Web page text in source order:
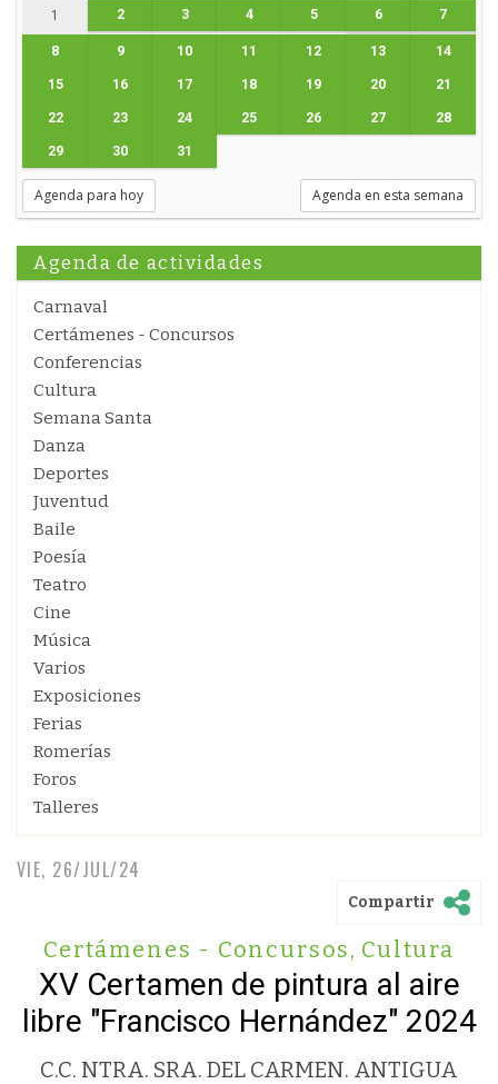
1 2 3 4 5 6 7
8 9 10 11 12 13 14
15 16 17 18 19 20 21
22 23 24 25 26 27 28
29 30 31
Agenda para hoy Agenda en esta semana
Agenda de actividades
Carnaval
Certámenes - Concursos
Conferencias
Cultura
Semana Santa
Danza
Deportes
Juventud
Baile
Poesía
Teatro
Cine
Música
Varios
Exposiciones
Ferias
Romerías
Foros
Talleres
VIE, 26/JUL/24
Compartir
Certámenes - Concursos, Cultura
XV Certamen de pintura al aire
libre "Francisco Hernández" 2024
C.C. NTRA. SRA. DEL CARMEN. ANTIGUA